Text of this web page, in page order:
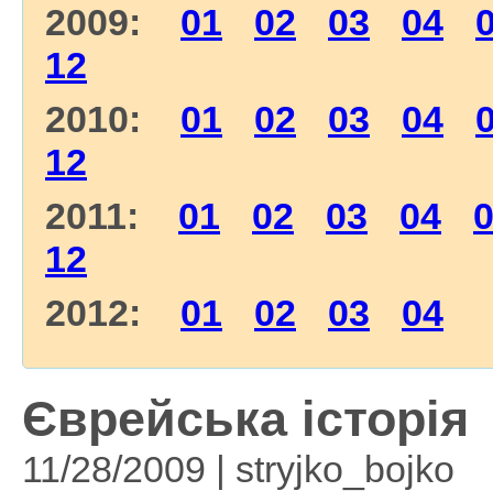
2009: 01 02 03 04
12
2010: 01 02 03 04
12
2011: 01 02 03 04
12
2012: 01 02 03 04
Єврейська історія
11/28/2009 | stryjko_bojko